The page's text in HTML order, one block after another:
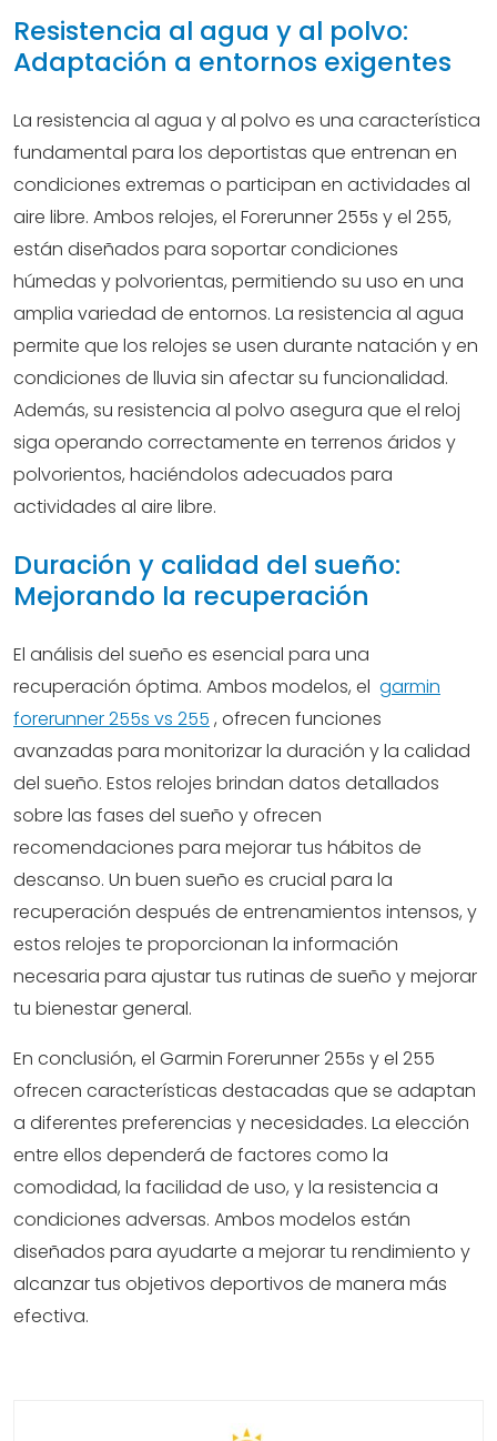
Resistencia al agua y al polvo:
Adaptación a entornos exigentes
La resistencia al agua y al polvo es una característica
fundamental para los deportistas que entrenan en
condiciones extremas o participan en actividades al
aire libre. Ambos relojes, el Forerunner 255s y el 255,
están diseñados para soportar condiciones
húmedas y polvorientas, permitiendo su uso en una
amplia variedad de entornos. La resistencia al agua
permite que los relojes se usen durante natación y en
condiciones de lluvia sin afectar su funcionalidad.
Además, su resistencia al polvo asegura que el reloj
siga operando correctamente en terrenos áridos y
polvorientos, haciéndolos adecuados para
actividades al aire libre.
Duración y calidad del sueño:
Mejorando la recuperación
El análisis del sueño es esencial para una
recuperación óptima. Ambos modelos, el garmin
forerunner 255s vs 255 , ofrecen funciones
avanzadas para monitorizar la duración y la calidad
del sueño. Estos relojes brindan datos detallados
sobre las fases del sueño y ofrecen
recomendaciones para mejorar tus hábitos de
descanso. Un buen sueño es crucial para la
recuperación después de entrenamientos intensos, y
estos relojes te proporcionan la información
necesaria para ajustar tus rutinas de sueño y mejorar
tu bienestar general.
En conclusión, el Garmin Forerunner 255s y el 255
ofrecen características destacadas que se adaptan
a diferentes preferencias y necesidades. La elección
entre ellos dependerá de factores como la
comodidad, la facilidad de uso, y la resistencia a
condiciones adversas. Ambos modelos están
diseñados para ayudarte a mejorar tu rendimiento y
alcanzar tus objetivos deportivos de manera más
efectiva.